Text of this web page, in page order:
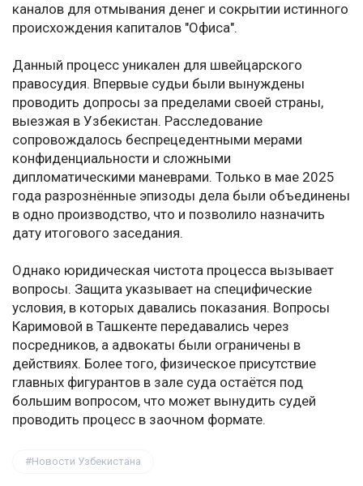
каналов для отмывания денег и сокрытии истинного
происхождения капиталов "Офиса".
Данный процесс уникален для швейцарского
правосудия. Впервые судьи были вынуждены
проводить допросы за пределами своей страны,
выезжая в Узбекистан. Расследование
сопровождалось беспрецедентными мерами
конфиденциальности и сложными
дипломатическими маневрами. Только в мае 2025
года разрознённые эпизоды дела были объединены
в одно производство, что и позволило назначить
дату итогового заседания.
Однако юридическая чистота процесса вызывает
вопросы. Защита указывает на специфические
условия, в которых давались показания. Вопросы
Каримовой в Ташкенте передавались через
посредников, а адвокаты были ограничены в
действиях. Более того, физическое присутствие
главных фигурантов в зале суда остаётся под
большим вопросом, что может вынудить судей
проводить процесс в заочном формате.
Новости Узбекистана